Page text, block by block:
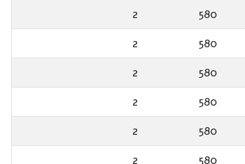
580
2
580
2
580
2
580
2
580
2
580
2